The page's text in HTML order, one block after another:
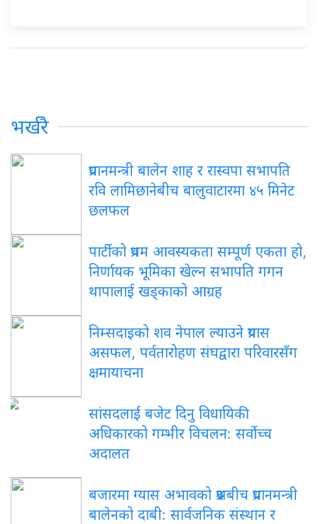
भर्खरै
प्रधानमन्त्री बालेन शाह र रास्वपा सभापति
रवि लामिछानेबीच बालुवाटारमा ४५ मिनेट
छलफल
पार्टीको प्रथम आवस्यकता सम्पूर्ण एकता हो,
निर्णायक भूमिका खेल्न सभापति गगन
थापालाई खड्काको आग्रह
निम्सदाइको शव नेपाल ल्याउने प्रयास
असफल, पर्वतारोहण संघद्वारा परिवारसँग
क्षमायाचना
सांसदलाई बजेट दिनु विधायिकी
अधिकारको गम्भीर विचलन: सर्वोच्च
अदालत
बजारमा ग्यास अभावको प्रश्नबीच प्रधानमन्त्री
बालेनको दाबी: सार्वजनिक संस्थान र